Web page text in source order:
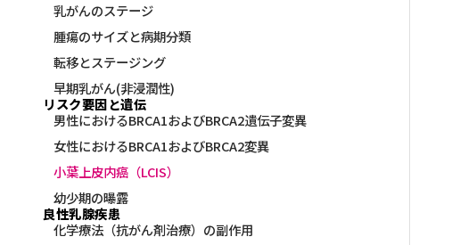
乳がんのステージ
腫瘍のサイズと病期分類
転移とステージング
早期乳がん(非浸潤性)
リスク要因と遺伝
男性におけるBRCA1およびBRCA2遺伝子変異
女性におけるBRCA1およびBRCA2変異
小葉上皮内癌（LCIS）
幼少期の曝露
良性乳腺疾患
化学療法（抗がん剤治療）の副作用